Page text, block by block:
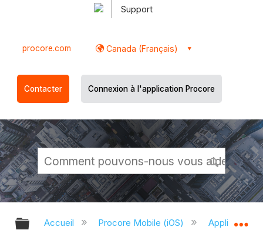
Support
procore.com Canada (Français)
Contacter Connexion à l'application Procore
Développer/réduire la hiérarchie
Accueil Procore Mobile (iOS) Application